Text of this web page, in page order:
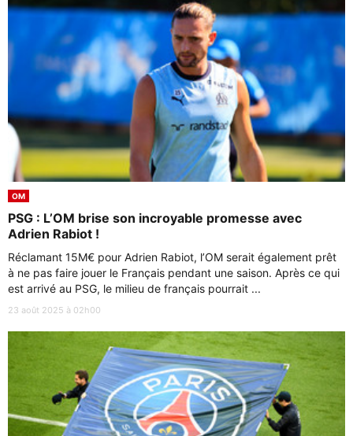
OM
PSG : L’OM brise son incroyable promesse avec
Adrien Rabiot !
Réclamant 15M€ pour Adrien Rabiot, l’OM serait également prêt
à ne pas faire jouer le Français pendant une saison. Après ce qui
est arrivé au PSG, le milieu de français pourrait ...
23 août 2025 à 02h00